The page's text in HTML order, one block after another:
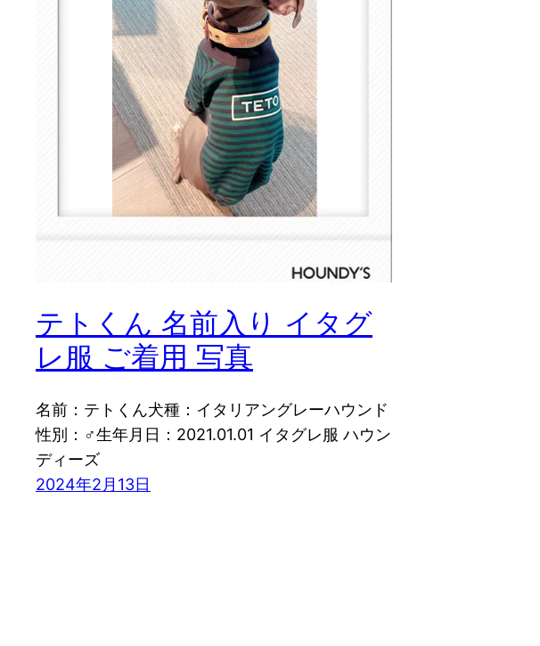
テトくん 名前入り イタグ
レ服 ご着用 写真
名前：テトくん犬種：イタリアングレーハウンド
性別：♂生年月日：2021.01.01 イタグレ服 ハウン
ディーズ
2024年2月13日